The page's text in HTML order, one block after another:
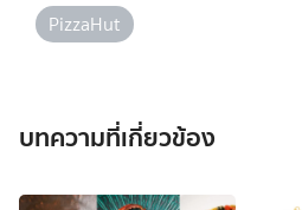
PizzaHut
บทความที่เกี่ยวข้อง